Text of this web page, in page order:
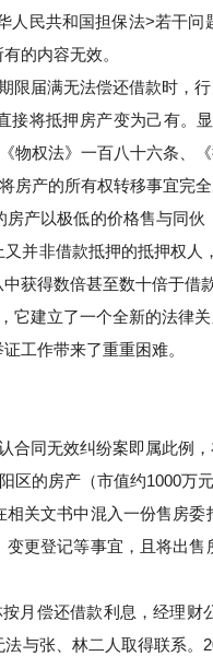
人民共和国担保法>若干
的内容无效。
限届满无法偿还借款时，
接将抵押房产变为己有。
物权法》一百八十六条
房产的所有权转移事宜
产以极低的价格售与同
并非借款抵押的抵押权人
获得数倍甚至数十倍于借
它建立了一个全新的法律
工作带来了重重困难。
合同无效纠纷案即属此例
区的房产（市值约1000
关文书中混入一份售房
更登记等事宜，且将出
月偿还借款利息，经理
与张、林二人取得联系